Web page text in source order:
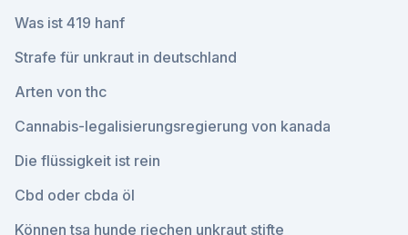
Was ist 419 hanf
Strafe für unkraut in deutschland
Arten von thc
Cannabis-legalisierungsregierung von kanada
Die flüssigkeit ist rein
Cbd oder cbda öl
Können tsa hunde riechen unkraut stifte